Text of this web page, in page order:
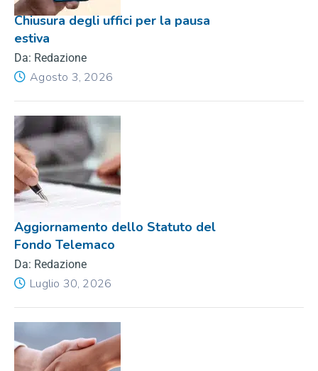
Chiusura degli uffici per la pausa
estiva
Da: Redazione
Agosto 3, 2026
Aggiornamento dello Statuto del
Fondo Telemaco
Da: Redazione
Luglio 30, 2026